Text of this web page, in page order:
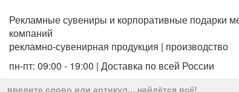
Рекламные сувениры и корпоративные подарки
компаний
рекламно-сувенирная продукция | производство
пн-пт: 09:00 - 19:00 | Доставка по всей России